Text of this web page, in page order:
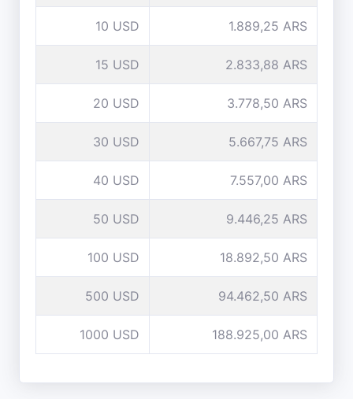
10 USD 1.889,25 ARS
15 USD 2.833,88 ARS
20 USD 3.778,50 ARS
30 USD 5.667,75 ARS
40 USD 7.557,00 ARS
50 USD 9.446,25 ARS
100 USD 18.892,50 ARS
500 USD 94.462,50 ARS
1000 USD 188.925,00 ARS